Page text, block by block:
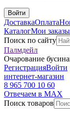
Войти
ДоставкаОплата
КаталогМои заказы
Поиск по сайту
Палмдейл
Очарование
РегистрацияВойти
интернет-магазин
8 965 700 10 60
Отвечаем в MAX
Поиск товаров